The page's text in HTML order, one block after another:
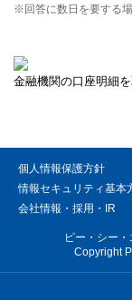
※回答に数日を要する場
金融機関の口座明細
個人情報保護方針
情報セキュリティ基本
会社情報・採用・IR
ピー・シー
Copyright